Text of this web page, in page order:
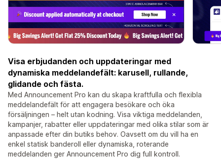
Visa erbjudanden och uppdateringar med
dynamiska meddelandefält: karusell, rullande,
glidande och fästa.
Med Announcement Pro kan du skapa kraftfulla och flexibla
meddelandefält för att engagera besökare och öka
försäljningen – helt utan kodning. Visa viktiga meddelanden,
kampanjer, rabatter eller uppdateringar med olika stilar som är
anpassade efter din butiks behov. Oavsett om du vill ha en
enkel statisk banderoll eller dynamiska, roterande
meddelanden ger Announcement Pro dig full kontroll.